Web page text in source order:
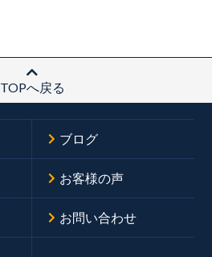
TOPへ戻る
ブログ
お客様の声
お問い合わせ